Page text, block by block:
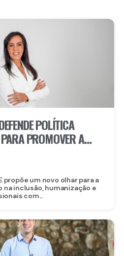
POLÍTICA
PROMOVER A
PCDS E
propõe um novo olhar para a
inclusão, humanização e
com...